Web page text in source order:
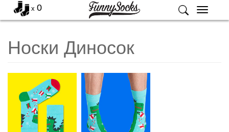
Меню
x 0
Носки Диносок